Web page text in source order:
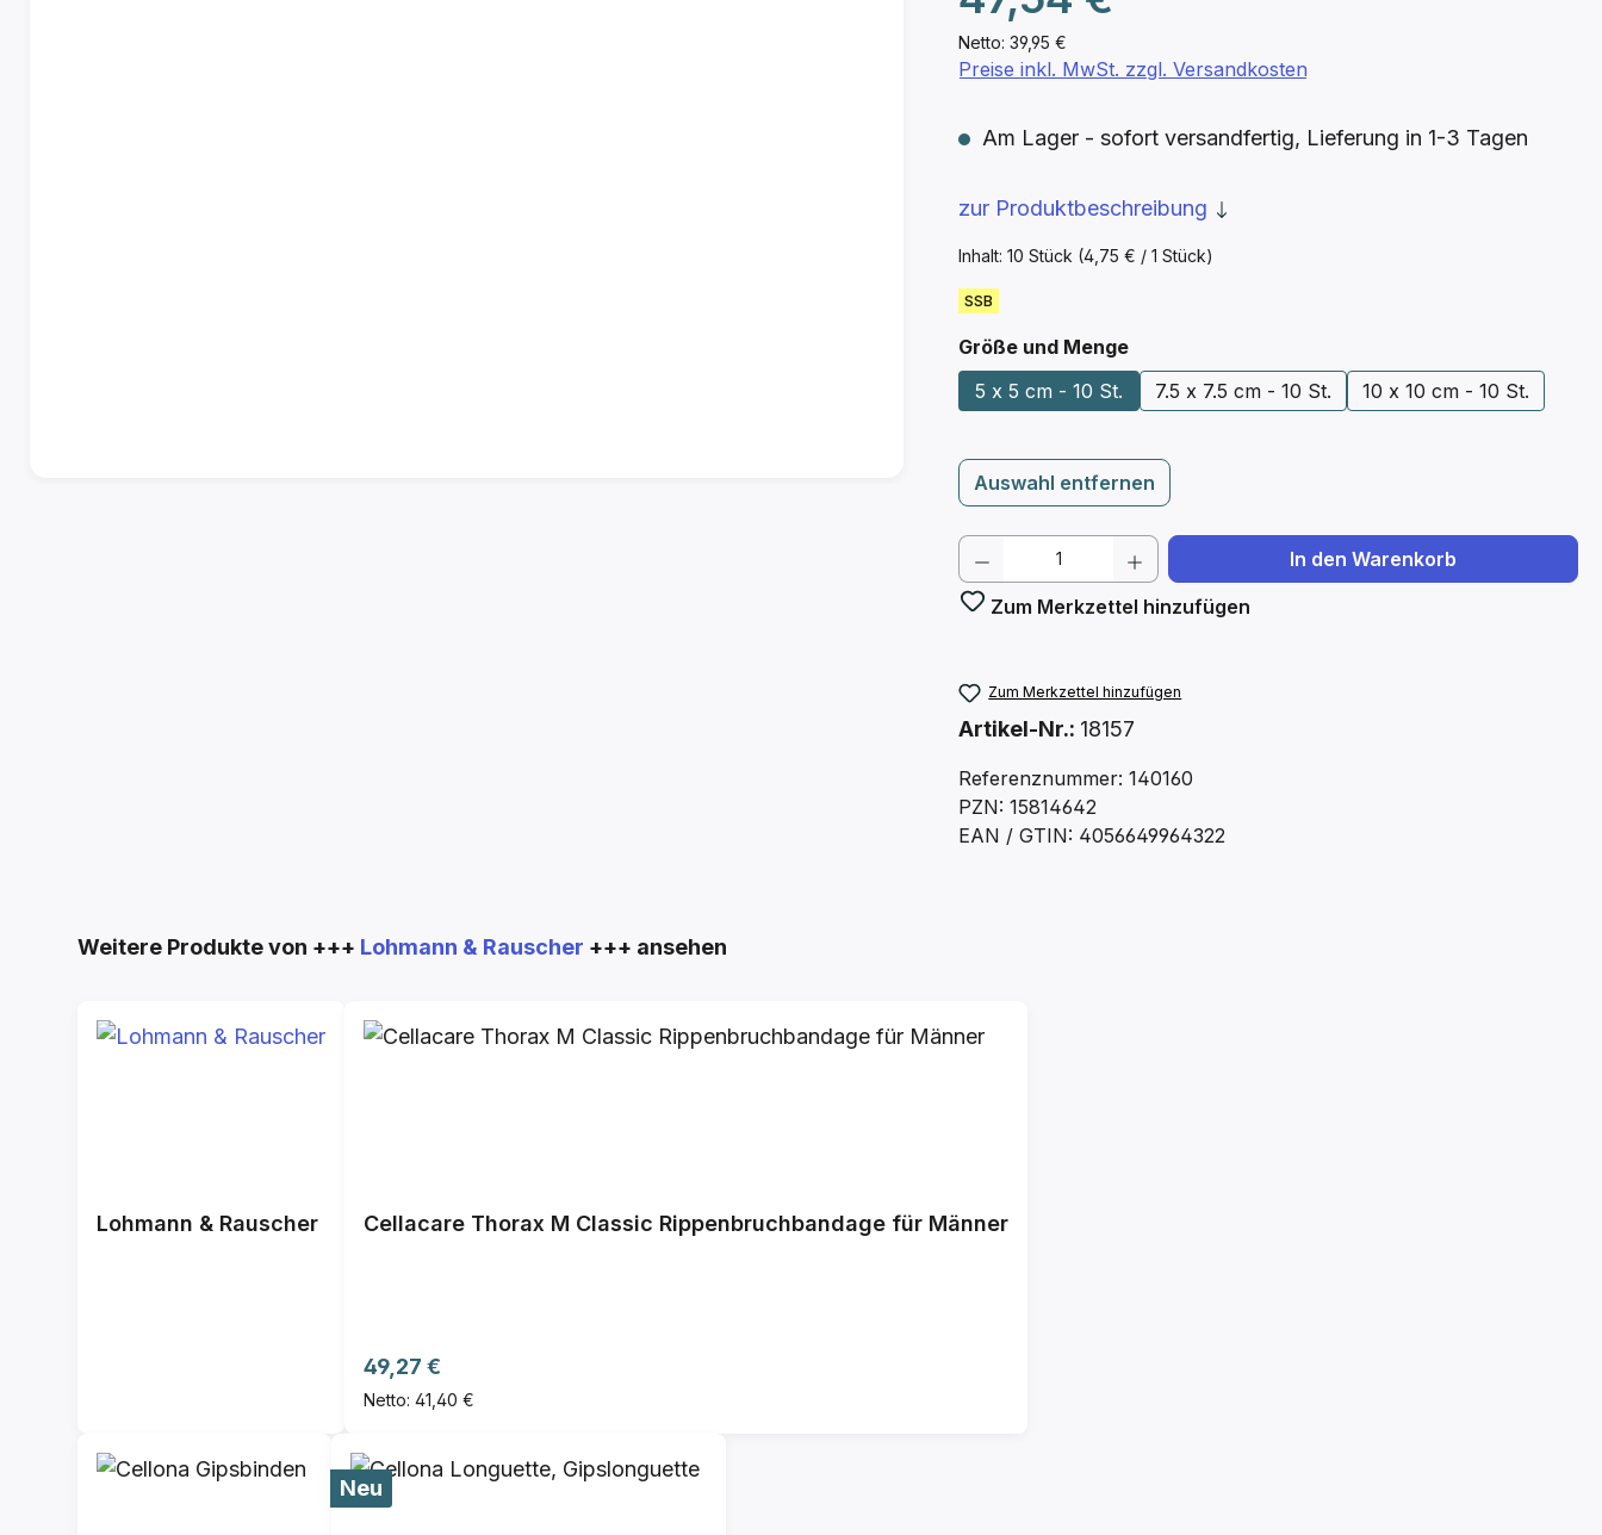
Netto: 39,95 €
Inhalt: 10 Stück (4,75 € / 1 Stück)
Preise inkl. MwSt. zzgl. Versandkosten
Am Lager - sofort versandfertig, Lieferung in 1-3 Tagen
SSB
zur Produktbeschreibung
Größe und Mengeauswählen
5 x 5 cm - 10 St.
7.5 x 7.5 cm - 10 St. 10 x 10 cm - 10 St.
Auswahl entfernen
Produkt Anzahl: Gib den gewünschten Wert
In den Warenkorb
Zum Merkzettel hinzufügen
Zum Merkzettel hinzufügen
Artikel-Nr.: 18157
Referenznummer: 140160
PZN: 15814642
EAN / GTIN: 4056649964322
Produktgalerie überspringen
Weitere Produkte von +++ Lohmann & Rauscher +++ ansehen
Lohmann & Rauscher Cellacare Thorax M Classic Rippenbruchbandage für Männer
Regulärer Preis:
49,27 €
Netto: 41,40 €
Neu